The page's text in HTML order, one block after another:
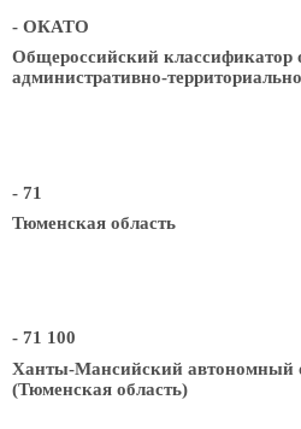
- ОКАТО
Общероссийский классификатор
административно-
- 71
Тюменская область
- 71 100
Ханты-Мансийский автономный
(Тюменская область)